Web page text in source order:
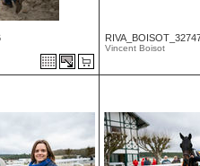
Vincent Boisot